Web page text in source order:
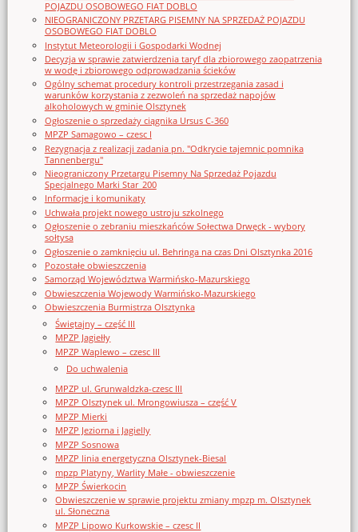
POJAZDU OSOBOWEGO FIAT DOBLO
NIEOGRANICZONY PRZETARG PISEMNY NA SPRZEDAŻ POJAZDU
OSOBOWEGO FIAT DOBLO
Instytut Meteorologii i Gospodarki Wodnej
Decyzja w sprawie zatwierdzenia taryf dla zbiorowego zaopatrzenia
w wodę i zbiorowego odprowadzania ścieków
Ogólny schemat procedury kontroli przestrzegania zasad i
warunków korzystania z zezwoleń na sprzedaż napojów
alkoholowych w gminie Olsztynek
Ogłoszenie o sprzedaży ciągnika Ursus C-360
MPZP Samagowo – czesc I
Rezygnacja z realizacji zadania pn. "Odkrycie tajemnic pomnika
Tannenbergu"
Nieograniczony Przetargu Pisemny Na Sprzedaż Pojazdu
Specjalnego Marki Star_200
Informacje i komunikaty
Uchwała projekt nowego ustroju szkolnego
Ogłoszenie o zebraniu mieszkańców Sołectwa Drwęck - wybory
sołtysa
Ogłoszenie o zamknięciu ul. Behringa na czas Dni Olsztynka 2016
Pozostałe obwieszczenia
Samorząd Województwa Warmińsko-Mazurskiego
Obwieszczenia Wojewody Warmińsko-Mazurskiego
Obwieszczenia Burmistrza Olsztynka
Świętajny – część III
MPZP Jagiełły
MPZP Waplewo – czesc III
Do uchwalenia
MPZP ul. Grunwaldzka-czesc III
MPZP Olsztynek ul. Mrongowiusza – część V
MPZP Mierki
MPZP Jeziorna i Jagielly
MPZP Sosnowa
MPZP linia energetyczna Olsztynek-Biesal
mpzp Platyny, Warlity Małe - obwieszczenie
MPZP Świerkocin
Obwieszczenie w sprawie projektu zmiany mpzp m. Olsztynek
ul. Słoneczna
MPZP Lipowo Kurkowskie – czesc II